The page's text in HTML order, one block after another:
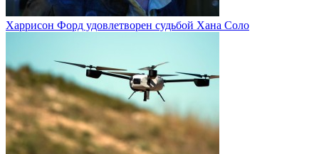
Харрисон Форд удовлетворен судьбой Хана Соло